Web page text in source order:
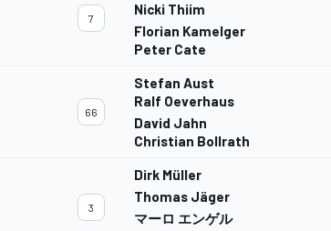
7
Nicki Thiim
Florian Kamelger
Peter Cate
66
Stefan Aust
Ralf Oeverhaus
David Jahn
Christian Bollrath
3
Dirk Müller
Thomas Jäger
マーロ エンゲル